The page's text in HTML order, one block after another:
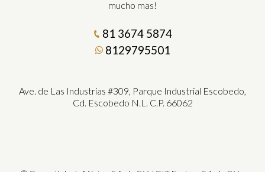
mucho mas!
81 3674 5874
8129795501
Ave. de Las Industrias #309, Parque Industrial Escobedo,
Cd. Escobedo N.L. C.P. 66062